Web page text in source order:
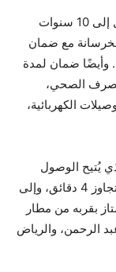
وتتميز كل وحدة في “نفاه خزام” بضمانات تصل إلى 10 سنوات
مع ضمان
وأيضًا ضمان لمدة
الصحي،
الكهربائية،
يُتيح الوصول
المباشر لكافة المرافق والخدمات في مدة لا تتجاوز 4 دقائق، وإلى
8 دقائق. كما يمتاز بقربه من مطار
الرحمن، والرياض